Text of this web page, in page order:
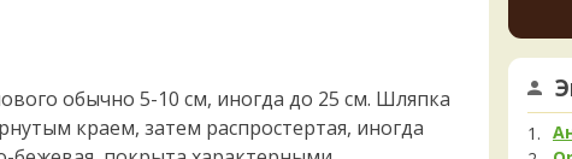
обычно 5-10 см, иногда до 25 см. Шляпка
краем, затем распростертая, иногда